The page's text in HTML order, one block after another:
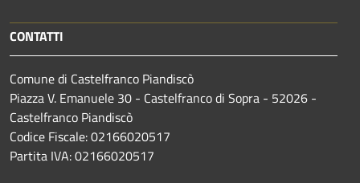
CONTATTI
Comune di Castelfranco Piandiscò
Piazza V. Emanuele 30 - Castelfranco di Sopra - 52026 -
Castelfranco Piandiscò
Codice Fiscale: 02166020517
Partita IVA: 02166020517